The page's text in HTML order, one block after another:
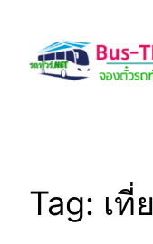
content
Tag: เที่